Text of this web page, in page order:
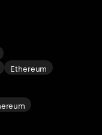
Ethereum